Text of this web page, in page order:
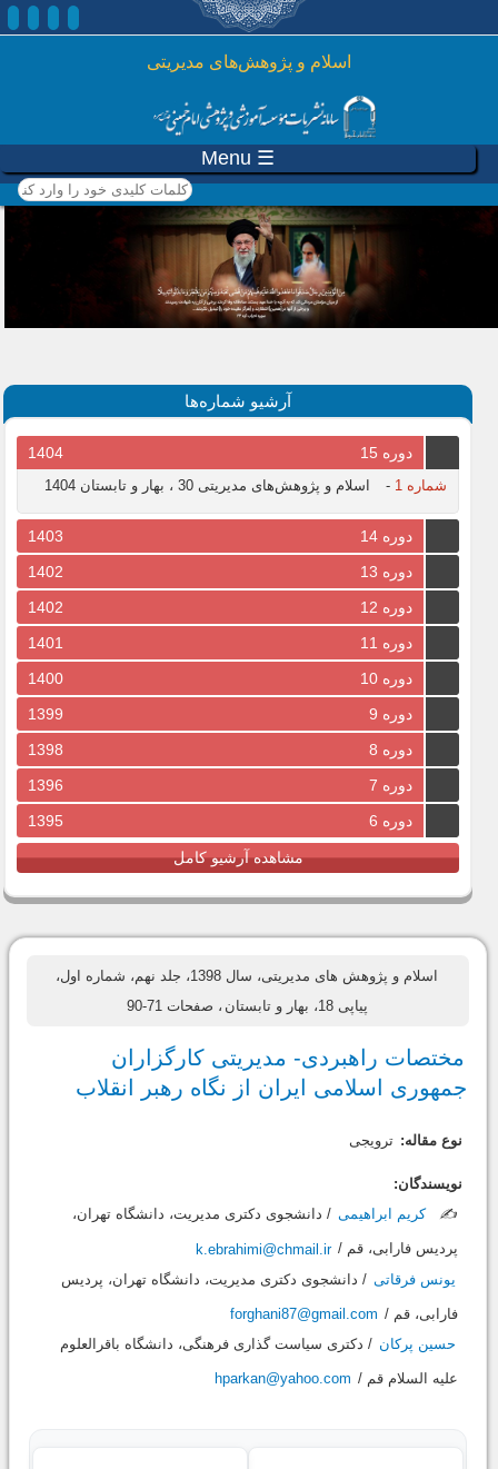
رفتن به محتوای اصلی
اسلام و پژوهش‌های مدیریتی
☰ Menu
کلمات کلیدی خود را وارد
کنید
آرشیو شماره‌ها
دوره 15 1404
شماره 1 - اسلام و پژوهش‌های مدیریتی 30 ، بهار و تابستان 1404
دوره 14
1403
دوره 13
1402
دوره 12
1402
دوره 11
1401
دوره 10
1400
دوره 9
1399
دوره 8
1398
دوره 7
1396
دوره 6
1395
مشاهده آرشیو کامل
اسلام و پژوهش های مدیریتی، سال 1398، جلد نهم، شماره اول،
پیاپی 18، بهار و تابستان
، صفحات 71-90
مختصات راهبردی- مدیریتی کارگزاران
جمهوری اسلامی ایران از نگاه رهبر انقلاب
نوع مقاله: ترویجی
نویسندگان:
✍️
کریم ابراهیمی / دانشجوی دکتری مدیریت، دانشگاه تهران،
پردیس فارابی، قم / k.ebrahimi@chmail.ir
یونس فرقاتی / دانشجوی دکتری مدیریت، دانشگاه تهران، پردیس
فارابی، قم / forghani87@gmail.com
حسین پرکان / دکتری سیاست گذاری فرهنگی، دانشگاه باقرالعلوم
علیه السلام قم / hparkan@yahoo.com